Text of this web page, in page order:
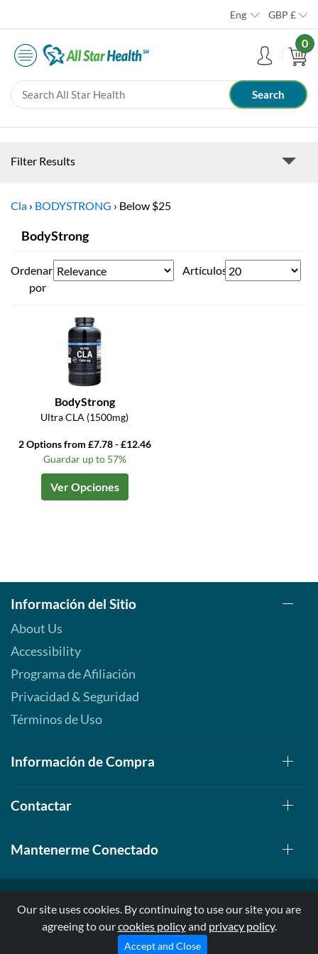
Eng GBP £
0
Filter Results
Cla › BODYSTRONG › Below $25
BodyStrong
Ordenar
por
Artículos
BodyStrong
Ultra CLA (1500mg)
2 Options from £7.78 - £12.46
Guardar up to 57%
Ver Opciones
Información del Sitio
About Us
Accessibility
Programa de Afiliación
Privacidad & Seguridad
Términos de Uso
Información de Compra
Contactar
Mantenerme Conectado
© 1999-2026, AllStarHealth.com | All Rights Reserved
* Estas declaraciones no han sido evaluadas por la FDA
Our site uses cookies. By continuing to use our site you are
agreeing to ourcookies policyand privacy policy.
Accept and Close